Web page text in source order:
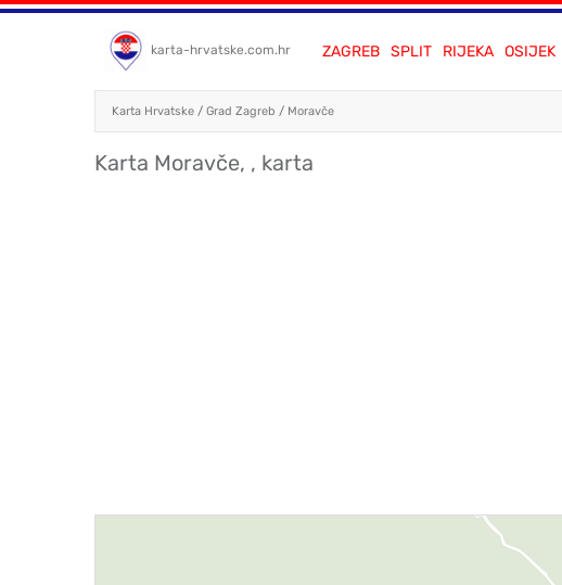
karta-hrvatske.com.hr ZAGREB SPLIT RIJEKA OSIJEK
Karta Hrvatske / Grad Zagreb / Moravče
Karta Moravče, , karta